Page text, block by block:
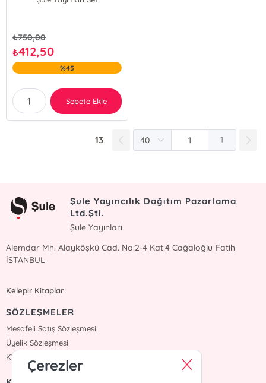
₺750,00
₺412,50
%45
Sepete Ekle
13 1
Şule Yayıncılık Dağıtım Pazarlama
Ltd.Şti.
Şule Yayınları
Alemdar Mh. Alayköşkü Cad. No:2-4 Kat:4 Cağaloğlu Fatih
İSTANBUL
Kelepir Kitaplar
SÖZLEŞMELER
Mesafeli Satış Sözleşmesi
Üyelik Sözleşmesi
KVKK Sözleşmesi
Çerezler